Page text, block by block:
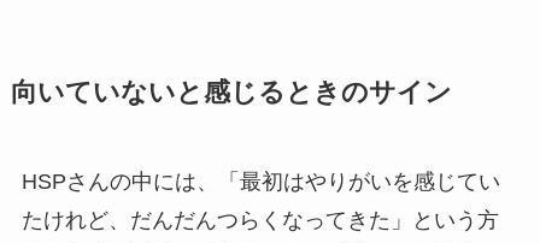
向いていないと感じるときのサイン
HSPさんの中には、「最初はやりがいを感じてい
たけれど、だんだんつらくなってきた」という方